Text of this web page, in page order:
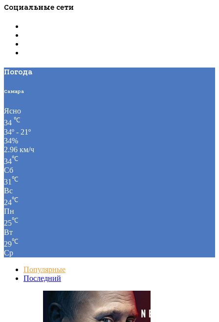
Социальные сети
Погода
Самара
Ясно
34 ℃
34º - 21º
34%
2.96 км/ч
34℃
Сб
31 ℃
Вс
24℃
Пн
25℃
Вт
29℃
Ср
Популярные
Последний